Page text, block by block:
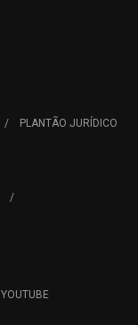
PLANTÃO JURÍDICO
YOUTUBE